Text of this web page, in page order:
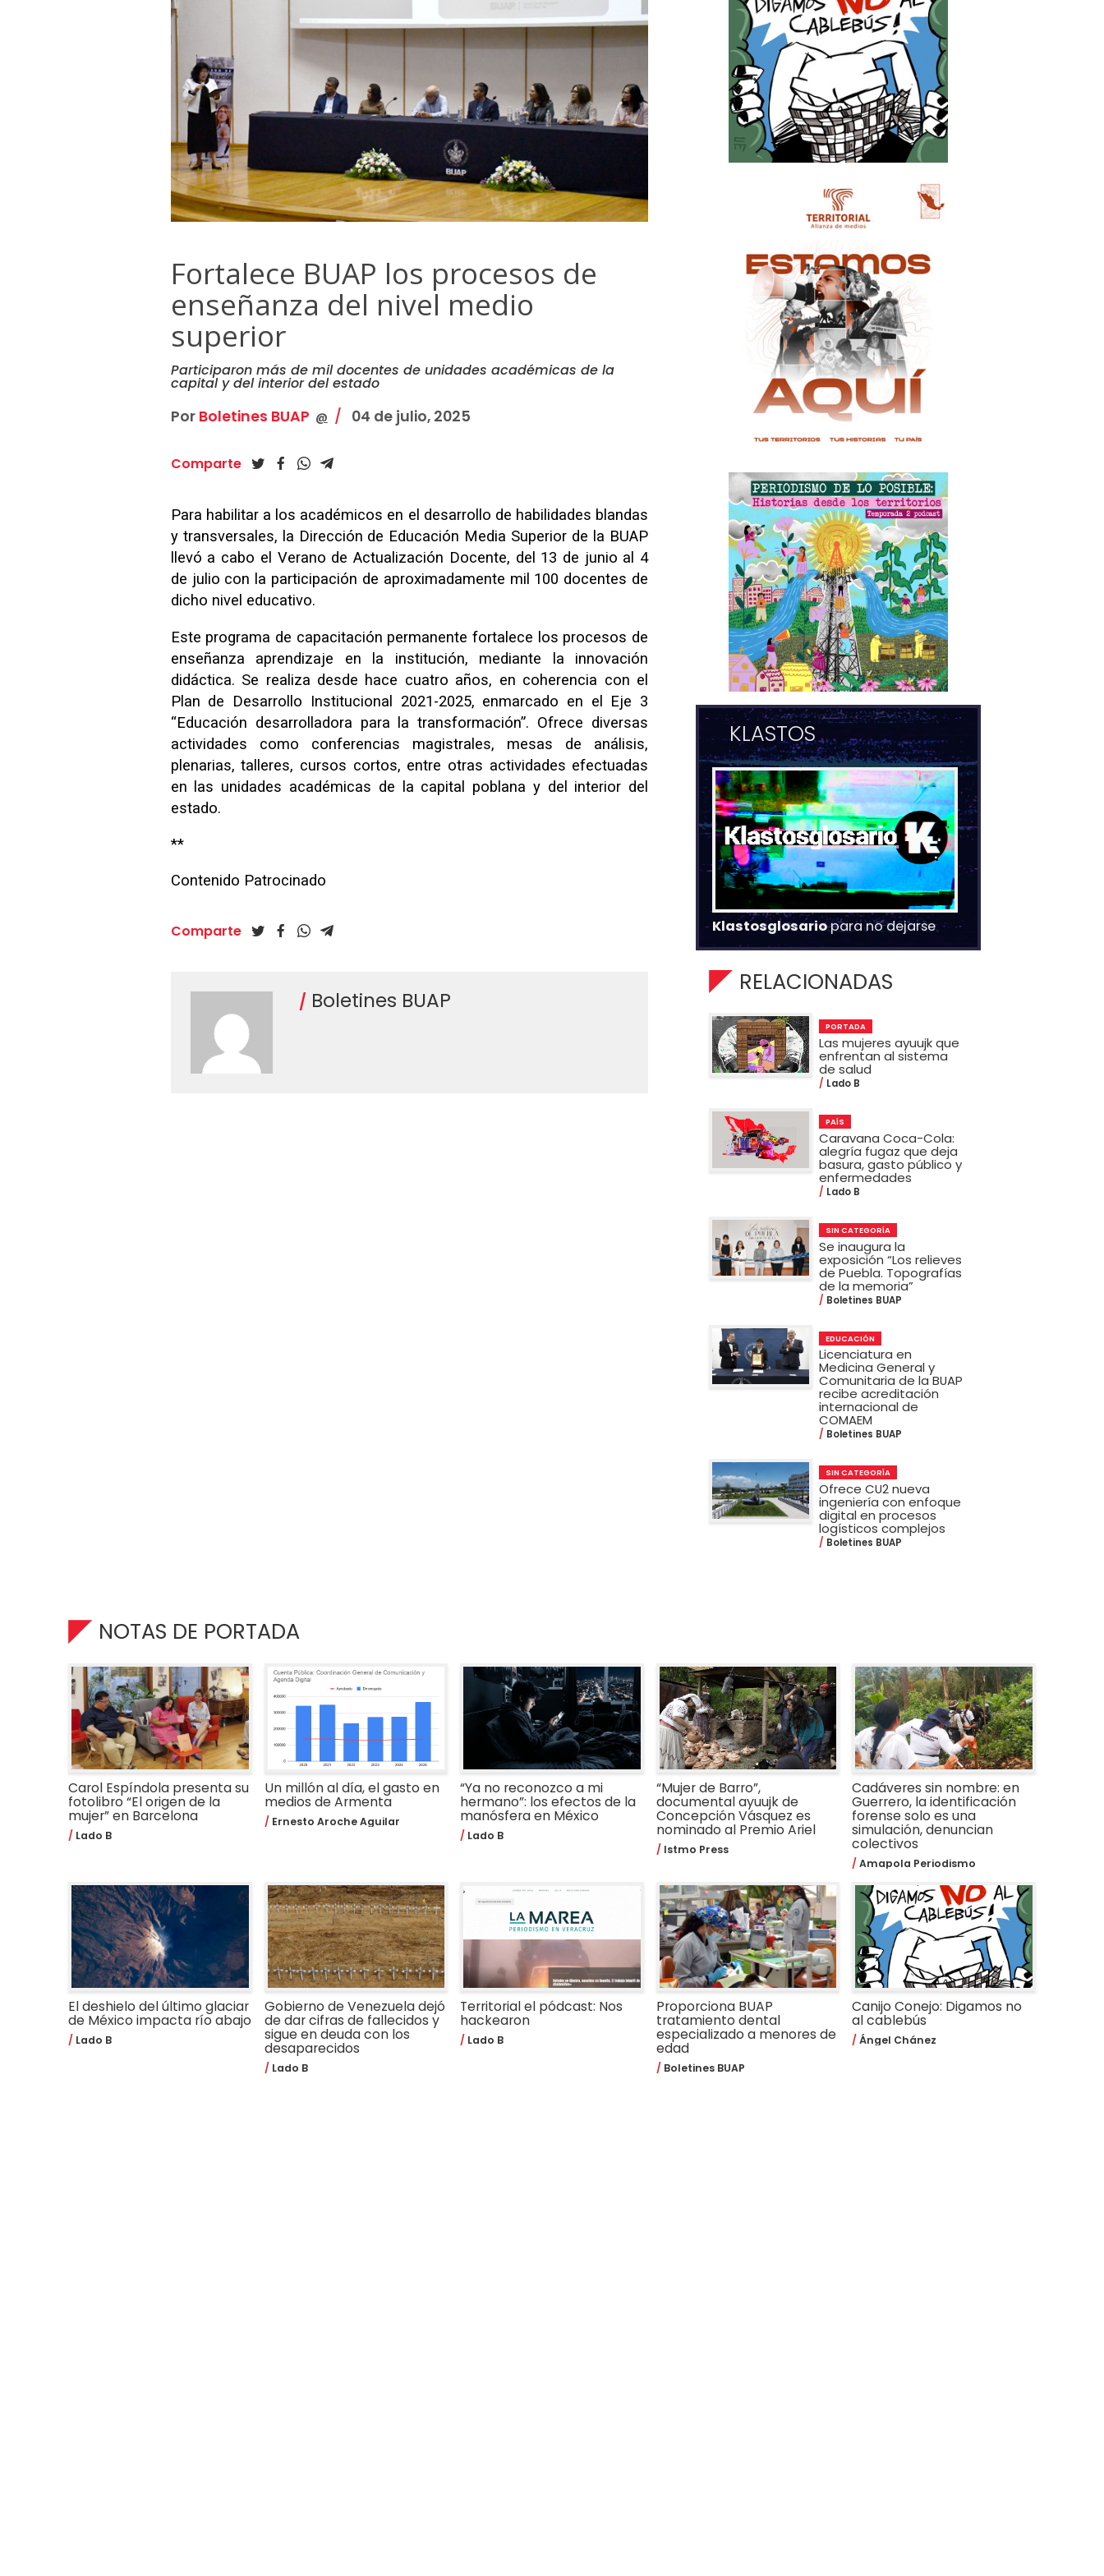
Fortalece BUAP los procesos de
enseñanza del nivel medio
superior
Participaron más de mil docentes de unidades académicas de la
capital y del interior del estado
Por Boletines BUAP @ 04 de julio, 2025
Comparte
Para habilitar a los académicos en el desarrollo de habilidades blandas
y transversales, la Dirección de Educación Media Superior de la BUAP
llevó a cabo el Verano de Actualización Docente, del 13 de junio al 4
de julio con la participación de aproximadamente mil 100 docentes de
dicho nivel educativo.
Este programa de capacitación permanente fortalece los procesos de
enseñanza aprendizaje en la institución, mediante la innovación
didáctica. Se realiza desde hace cuatro años, en coherencia con el
Plan de Desarrollo Institucional 2021-2025, enmarcado en el Eje 3
“Educación desarrolladora para la transformación”. Ofrece diversas
actividades como conferencias magistrales, mesas de análisis,
plenarias, talleres, cursos cortos, entre otras actividades efectuadas
en las unidades académicas de la capital poblana y del interior del
estado.
**
Contenido Patrocinado
Comparte
Boletines BUAP
KLASTOS
Klastosglosariopara no dejarse
RELACIONADAS
PORTADA
Las mujeres ayuujk que
enfrentan al sistema
de salud
Lado B
PAÍS
Caravana Coca-Cola:
alegría fugaz que deja
basura, gasto público y
enfermedades
Lado B
SIN CATEGORÍA
Se inaugura la
exposición “Los relieves
de Puebla. Topografías
de la memoria”
Boletines BUAP
EDUCACIÓN
Licenciatura en
Medicina General y
Comunitaria de la BUAP
recibe acreditación
internacional de
COMAEM
Boletines BUAP
SIN CATEGORÍA
Ofrece CU2 nueva
ingeniería con enfoque
digital en procesos
logísticos complejos
Boletines BUAP
NOTAS DE PORTADA
Carol Espíndola presenta su
fotolibro “El origen de la
mujer” en Barcelona
Lado B
Un millón al día, el gasto en
medios de Armenta
Ernesto Aroche Aguilar
“Ya no reconozco a mi
hermano”: los efectos de la
manósfera en México
Lado B
“Mujer de Barro”,
documental ayuujk de
Concepción Vásquez es
nominado al Premio Ariel
Istmo Press
Cadáveres sin nombre: en
Guerrero, la identificación
forense solo es una
simulación, denuncian
colectivos
Amapola Periodismo
El deshielo del último glaciar
de México impacta río abajo
Lado B
Gobierno de Venezuela dejó
de dar cifras de fallecidos y
sigue en deuda con los
desaparecidos
Lado B
Territorial el pódcast: Nos
hackearon
Lado B
Proporciona BUAP
tratamiento dental
especializado a menores de
edad
Boletines BUAP
Canijo Conejo: Digamos no
al cablebús
Ángel Chánez